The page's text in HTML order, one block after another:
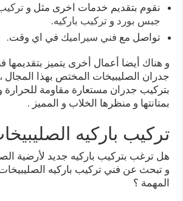
نقوم بتقديم خدمات اخرى مثل و
جبس بورد وتركيب باركيه.
تواصل مع فني سيراميك في اي وقت.
و هناك أيضا أعمال أخرى يتميز
جدران الصليبيخات المختص بهذا المجال
بتركيب جدران مستعارة مقاومة للحرارة و
بمتانتها و منظرها الخلاب و المميز .
تركيب باركيه
هل ترغب بتركيب باركيه جديد لأرضية
و تبحث عن فني تركيب باركيه الصليبيخات
المهمة ؟